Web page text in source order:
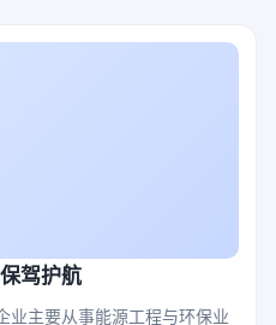
驾护航
业主要从事能源工程与环保业